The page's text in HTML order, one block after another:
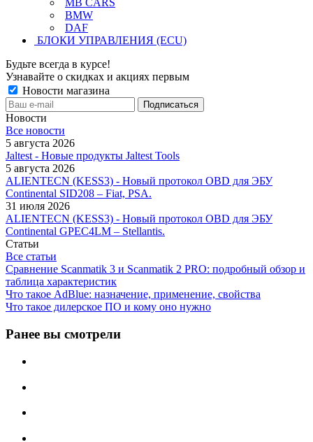
MB CARS
BMW
DAF
БЛОКИ УПРАВЛЕНИЯ (ECU)
Будьте всегда в курсе!
Узнавайте о скидках и акциях первым
Новости магазина
Новости
Все новости
5 августа 2026
Jaltest - Новые продукты Jaltest Tools
5 августа 2026
ALIENTECN (KESS3) - Новый протокол OBD для ЭБУ
Continental SID208 – Fiat, PSA.
31 июля 2026
ALIENTECN (KESS3) - Новый протокол OBD для ЭБУ
Continental GPEC4LM – Stellantis.
Статьи
Все статьи
Сравнение Scanmatik 3 и Scanmatik 2 PRO: подробный обзор и
таблица характеристик
Что такое AdBlue: назначение, применение, свойства
Что такое дилерское ПО и кому оно нужно
Ранее вы смотрели